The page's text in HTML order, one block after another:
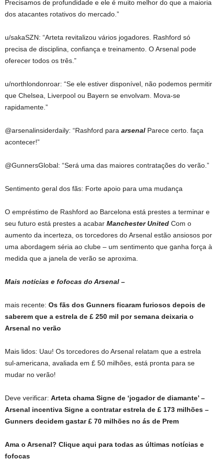
Precisamos de profundidade e ele é muito melhor do que a maioria
dos atacantes rotativos do mercado.”
u/sakaSZN: “Arteta revitalizou vários jogadores. Rashford só
precisa de disciplina, confiança e treinamento. O Arsenal pode
oferecer todos os três.”
u/northlondonroar: “Se ele estiver disponível, não podemos permitir
que Chelsea, Liverpool ou Bayern se envolvam. Mova-se
rapidamente.”
@arsenalinsiderdaily: “Rashford para arsenal Parece certo. faça
acontecer!”
@GunnersGlobal: “Será uma das maiores contratações do verão.”
Sentimento geral dos fãs: Forte apoio para uma mudança
O empréstimo de Rashford ao Barcelona está prestes a terminar e
seu futuro está prestes a acabar Manchester United Com o
aumento da incerteza, os torcedores do Arsenal estão ansiosos por
uma abordagem séria ao clube – um sentimento que ganha força à
medida que a janela de verão se aproxima.
Mais notícias e fofocas do Arsenal –
mais recente: Os fãs dos Gunners ficaram furiosos depois de
saberem que a estrela de £ 250 mil por semana deixaria o
Arsenal no verão
Mais lidos: Uau! Os torcedores do Arsenal relatam que a estrela
sul-americana, avaliada em £ 50 milhões, está pronta para se
mudar no verão!
Deve verificar: Arteta chama Signe de ‘jogador de diamante’ –
Arsenal incentiva Signe a contratar estrela de £ 173 milhões –
Gunners decidem gastar £ 70 milhões no ás de Prem
Ama o Arsenal? Clique aqui para todas as últimas notícias e
fofocas